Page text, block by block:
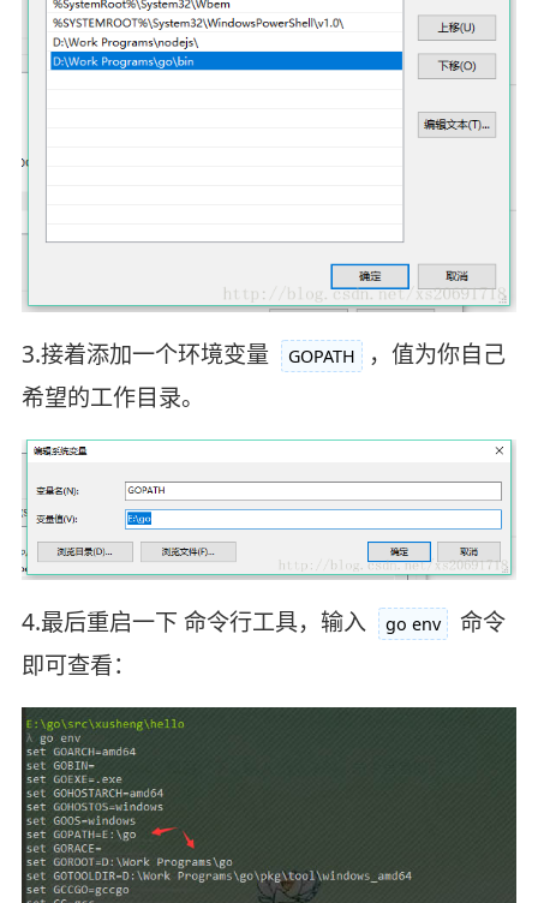
3.接着添加一个环境变量 GOPATH
，值为你自己
希望的工作目录。
4.最后重启一下 命令行工具，输入 go env
命令
即可查看：